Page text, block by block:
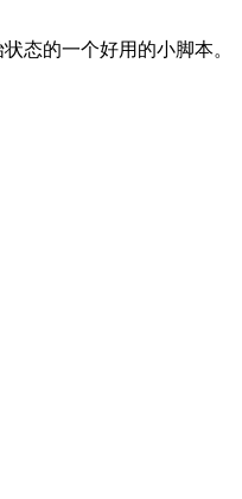
态的一个好用的小脚本。